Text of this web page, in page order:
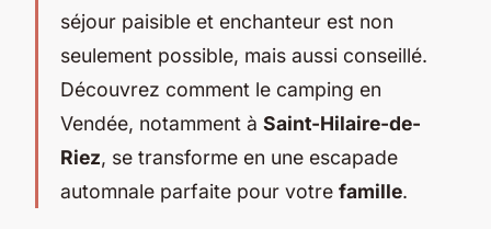
séjour paisible et enchanteur est non
seulement possible, mais aussi conseillé.
Découvrez comment le camping en
Vendée, notamment à Saint-Hilaire-de-
Riez, se transforme en une escapade
automnale parfaite pour votre famille.